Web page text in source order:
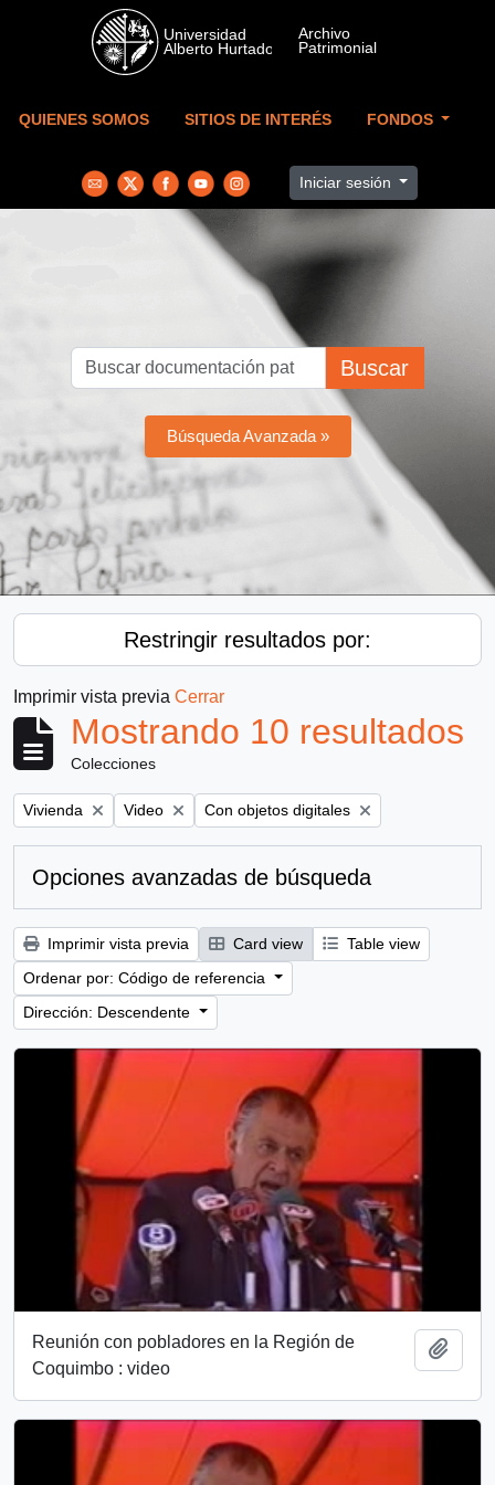
Skip to main content
QUIENES SOMOS SITIOS DE INTERÉS FONDOS
Iniciar sesión
Buscar
Búsqueda Avanzada »
Restringir resultados por:
Imprimir vista previa Cerrar
Mostrando 10 resultados
Colecciones
Remove filter:
Vivienda Remove filter:
Video Remove filter:
Con objetos digitales
Opciones avanzadas de búsqueda
Imprimir vista previa Card view
Table view
Ordenar por: Código de referencia
Dirección: Descendente
Reunión con pobladores en la Región de
Coquimbo : video